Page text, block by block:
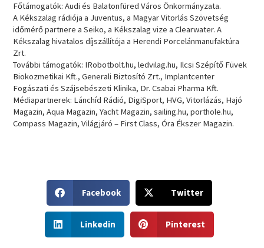
Főtámogatók: Audi és Balatonfüred Város Önkormányzata.
A Kékszalag rádiója a Juventus, a Magyar Vitorlás Szövetség
időmérő partnere a Seiko, a Kékszalag vize a Clearwater. A
Kékszalag hivatalos díjszállítója a Herendi Porcelánmanufaktúra
Zrt.
További támogatók: IRobotbolt.hu, ledvilag.hu, Ilcsi Szépítő Füvek
Biokozmetikai Kft., Generali Biztosító Zrt., Implantcenter
Fogászati és Szájsebészeti Klinika, Dr. Csabai Pharma Kft.
Médiapartnerek: Lánchíd Rádió, DigiSport, HVG, Vitorlázás, Hajó
Magazin, Aqua Magazin, Yacht Magazin, sailing.hu, porthole.hu,
Compass Magazin, Világjáró – First Class, Óra Ékszer Magazin.
h
a
r
Facebook
h
a
Twitter
h
a
Linkedin
h
a
Pinterest